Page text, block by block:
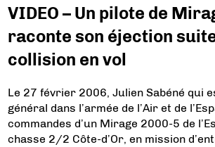
VIDEO – Un pilote de
raconte son éjection
collision en vol
Le 27 février 2006, Julien Sabéné qui
général dans l’armée de l’Air et de
commandes d’un Mirage 2000-5 de
chasse 2/2 Côte-d’Or, en mission